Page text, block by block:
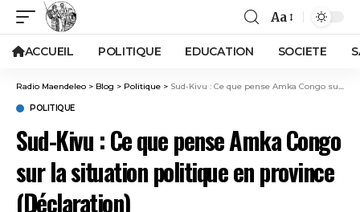
Aa
ACCUEIL POLITIQUE EDUCATION SOCIETE
Radio Maendeleo > Blog > Politique > Sud-Kivu : Ce que pense Amka Congo sur la situation politique en province (Déclaration)
POLITIQUE
Sud-Kivu : Ce que pense Amka Congo
sur la situation politique en province
(Déclaration)